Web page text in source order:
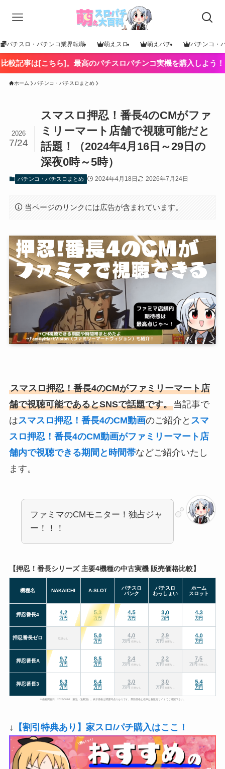
パチスロ・パチンコ業界転職 萌えスロ 萌えパチ パチンコ・
。最高のパチスロパチンコ実機を購入しよう！
ホーム パチンコ・パチスロまとめ
スマスロ押忍！番長4のCMがファ
ミリーマート店舗で視聴可能だと
話題！（2024年4月16日～29日の
深夜0時～5時）
2026
7/24
パチンコ・パチスロまとめ 2024年4月18日 2026年7月24日
当ページのリンクには広告が含まれています。
スマスロ押忍！番長4のCMがファミリーマート店
舗で視聴可能であるとSNSで話題です。当記事で
はスマスロ押忍！番長4のCM動画のご紹介と スマ
スロ押忍！番長4のCM動画がファミリーマート店
舗内で視聴できる期間と時間帯などご紹介いたし
ます。
ファミマのCMモニター！独占ジャ
ー！！！
【押忍！番長シリーズ 主要4機種の中古実機 販売価格比較】
機種名 NAKAICHI A-SLOT
パチスロ
バンク
パチスロ
わっしょい
ホーム
スロット
取扱なし
在庫なし
在庫なし
在庫なし 在庫なし 在庫なし
在庫なし 在庫なし
※価格調査日：2026/08/02（税込・送料別）。表示価格は調査時点のものです。最新価格と在庫は各販売サイトでご確認下さい。
↓ 【割引特典あり】家スロ/パチ購入はここ！